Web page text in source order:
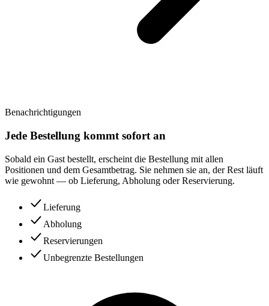
Benachrichtigungen
Jede Bestellung kommt sofort an
Sobald ein Gast bestellt, erscheint die Bestellung mit allen
Positionen und dem Gesamtbetrag. Sie nehmen sie an, der Rest läuft
wie gewohnt — ob Lieferung, Abholung oder Reservierung.
Lieferung
Abholung
Reservierungen
Unbegrenzte Bestellungen